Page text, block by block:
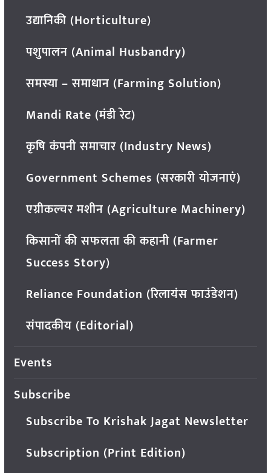
उद्यानिकी (Horticulture)
पशुपालन (Animal Husbandry)
समस्या – समाधान (Farming Solution)
Mandi Rate (मंडी रेट)
कृषि कंपनी समाचार (Industry News)
Government Schemes (सरकारी योजनाएं)
एग्रीकल्चर मशीन (Agriculture Machinery)
किसानों की सफलता की कहानी (Farmer
Success Story)
Reliance Foundation (रिलायंस फाउंडेशन)
संपादकीय (Editorial)
Events
Subscribe
Subscribe To Krishak Jagat Newsletter
Subscription (Print Edition)